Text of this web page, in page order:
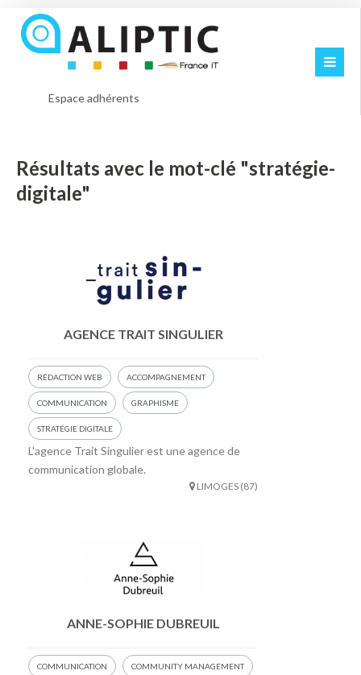
Espace adhérents
Résultats avec le mot-clé "stratégie-
digitale"
AGENCE TRAIT SINGULIER
RÉDACTION WEB ACCOMPAGNEMENT
COMMUNICATION GRAPHISME
STRATÉGIE DIGITALE
L'agence Trait Singulier est une agence de
communication globale.
LIMOGES (87)
ANNE-SOPHIE DUBREUIL
COMMUNICATION COMMUNITY MANAGEMENT